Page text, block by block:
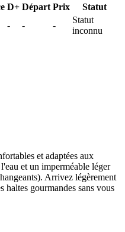
D+ Départ Prix
Statut
- - -
Statut
inconnu
et adaptées aux
et un imperméable léger
Arrivez légèrement
haltes gourmandes sans vous